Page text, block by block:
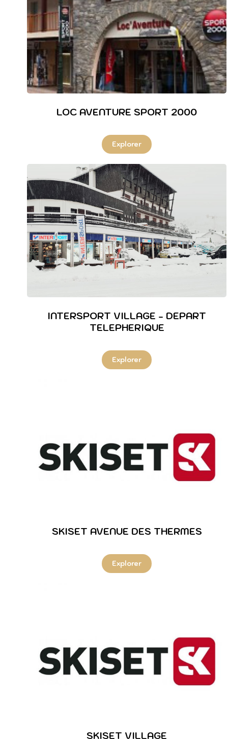
LOC AVENTURE SPORT 2000
INTERSPORT VILLAGE - DEPART
TELEPHERIQUE
SKISET AVENUE DES THERMES
SKISET VILLAGE